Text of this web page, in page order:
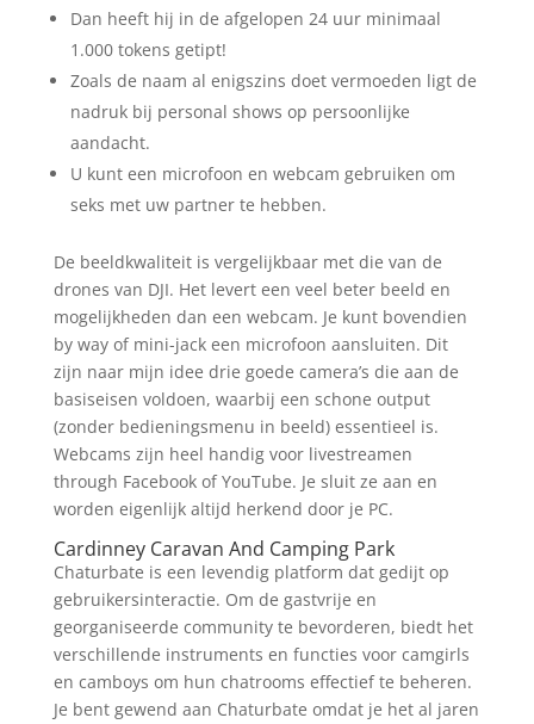
Dan heeft hij in de afgelopen 24 uur minimaal
1.000 tokens getipt!
Zoals de naam al enigszins doet vermoeden ligt de
nadruk bij personal shows op persoonlijke
aandacht.
U kunt een microfoon en webcam gebruiken om
seks met uw partner te hebben.
De beeldkwaliteit is vergelijkbaar met die van de
drones van DJI. Het levert een veel beter beeld en
mogelijkheden dan een webcam. Je kunt bovendien
by way of mini-jack een microfoon aansluiten. Dit
zijn naar mijn idee drie goede camera’s die aan de
basiseisen voldoen, waarbij een schone output
(zonder bedieningsmenu in beeld) essentieel is.
Webcams zijn heel handig voor livestreamen
through Facebook of YouTube. Je sluit ze aan en
worden eigenlijk altijd herkend door je PC.
Cardinney Caravan And Camping Park
Chaturbate is een levendig platform dat gedijt op
gebruikersinteractie. Om de gastvrije en
georganiseerde community te bevorderen, biedt het
verschillende instruments en functies voor camgirls
en camboys om hun chatrooms effectief te beheren.
Je bent gewend aan Chaturbate omdat je het al jaren